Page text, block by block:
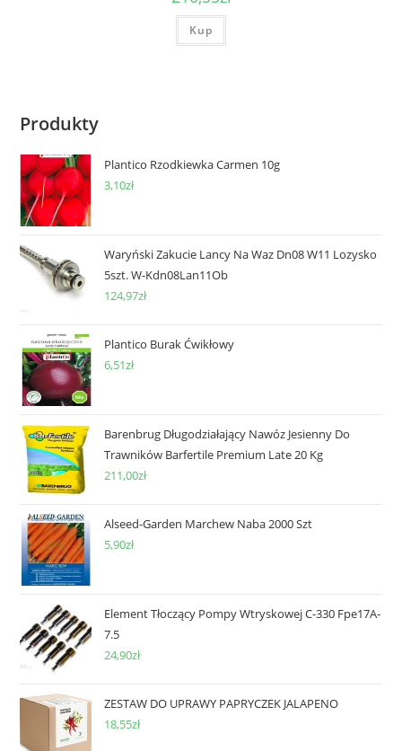
Kup
Produkty
Plantico Rzodkiewka Carmen 10g
3,10zł
Waryński Zakucie Lancy Na Waz Dn08 W11 Lozysko
5szt. W-Kdn08Lan11Ob
124,97zł
Plantico Burak Ćwikłowy
6,51zł
Barenbrug Długodziałający Nawóz Jesienny Do
Trawników Barfertile Premium Late 20 Kg
211,00zł
Alseed-Garden Marchew Naba 2000 Szt
5,90zł
Element Tłoczący Pompy Wtryskowej C-330 Fpe17A-
7.5
24,90zł
ZESTAW DO UPRAWY PAPRYCZEK JALAPENO
18,55zł